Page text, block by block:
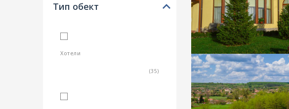
Тип обект
Хотели
(35)